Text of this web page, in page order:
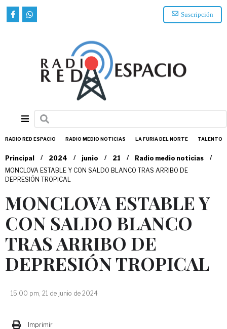
Suscripción
RADIO RED ESPACIO RADIO MEDIO NOTICIAS LA FURIA DEL NORTE TALENTO
Principal / 2024 / junio / 21 / Radio medio noticias
/
MONCLOVA ESTABLE Y CON SALDO BLANCO TRAS ARRIBO DE
DEPRESIÓN TROPICAL
MONCLOVA ESTABLE Y
CON SALDO BLANCO
TRAS ARRIBO DE
DEPRESIÓN TROPICAL
15:00 pm, 21 de junio de 2024
Imprimir